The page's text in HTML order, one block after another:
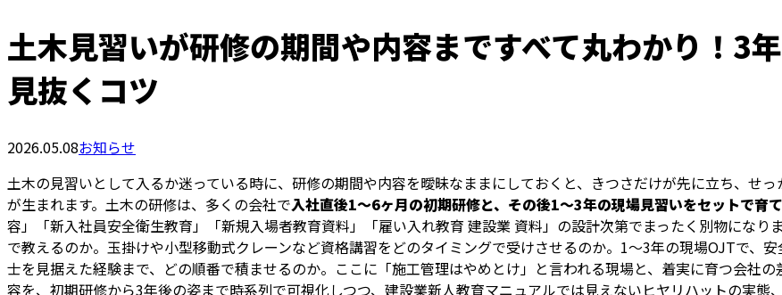
土木見習いが研修の期間や内容まですべて丸わかり！3
見抜くコツ
2026.05.08お知らせ
土木の見習いとして入るか迷っている時に、研修の期間や内容を曖昧なままにしておくと、きつさだけが先に立ち、せ
が生まれます。土木の研修は、多くの会社で入社直後1〜6ヶ月の初期研修と、その後1〜3年の現場見習いをセットで育
容」「新入社員安全衛生教育」「新規入場者教育資料」「雇い入れ教育 建設業 資料」の設計次第でまったく別物になり
で教えるのか。玉掛けや小型移動式クレーンなど資格講習をどのタイミングで受けさせるのか。1〜3年の現場OJTで、
士を見据えた経験まで、どの順番で積ませるのか。ここに「施工管理はやめとけ」と言われる現場と、着実に育つ会社
容を、初期研修から3年後の姿まで時系列で可視化しつつ、建設業新人教育マニュアルでは見えないヒヤリハットの実